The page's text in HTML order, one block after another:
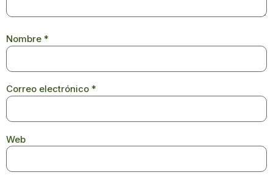
Nombre *
Correo electrónico *
Web